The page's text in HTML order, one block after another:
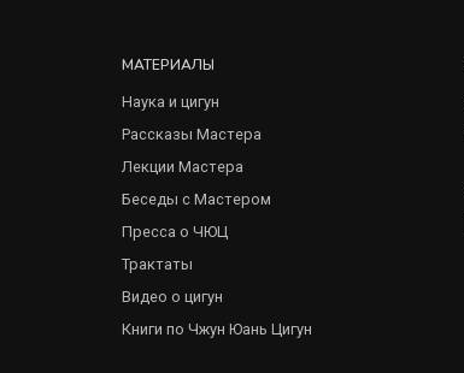
МАТЕРИАЛЫ
Наука и цигун
Рассказы Мастера
Лекции Мастера
Беседы с Мастером
Пресса о ЧЮЦ
Трактаты
Видео о цигун
Книги по Чжун Юань Цигун